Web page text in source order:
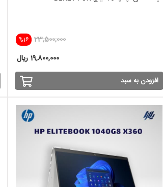
%16 23,500,000
19,800,000 ریال
افزودن به سبد